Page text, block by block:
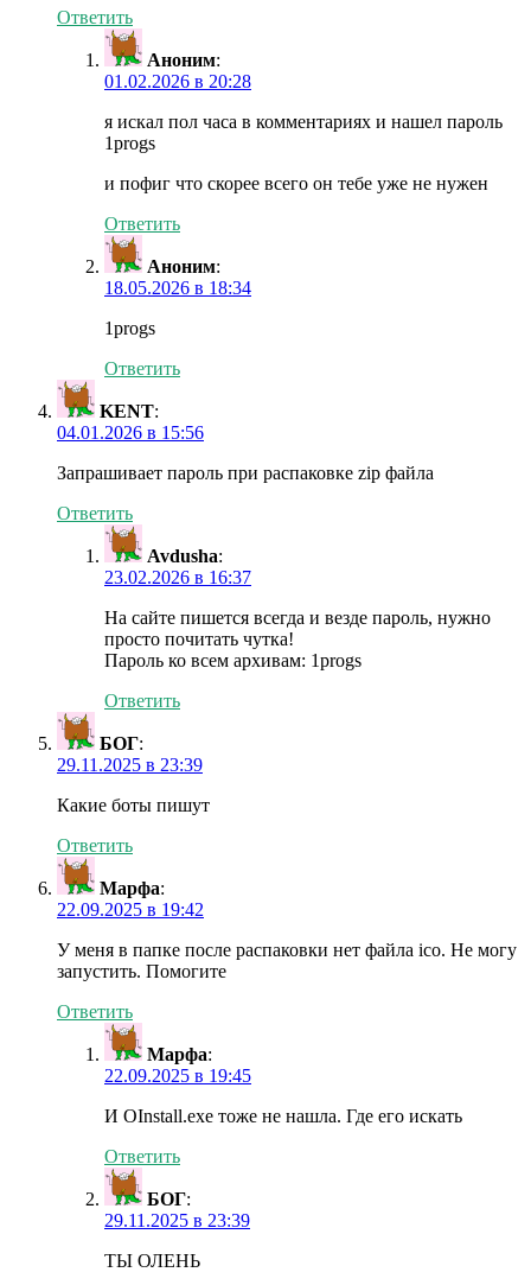
Ответить
Аноним:
01.02.2026 в 20:28
я искал пол часа в комментариях и нашел пароль
1progs
и пофиг что скорее всего он тебе уже не нужен
Ответить
Аноним:
18.05.2026 в 18:34
1progs
Ответить
KENT:
04.01.2026 в 15:56
Запрашивает пароль при распаковке zip файла
Ответить
Avdusha:
23.02.2026 в 16:37
На сайте пишется всегда и везде пароль, нужно
просто почитать чутка!
Пароль ко всем архивам: 1progs
Ответить
БОГ:
29.11.2025 в 23:39
Какие боты пишут
Ответить
Марфа:
22.09.2025 в 19:42
У меня в папке после распаковки нет файла ico. Не могу
запустить. Помогите
Ответить
Марфа:
22.09.2025 в 19:45
И OInstall.exe тоже не нашла. Где его искать
Ответить
БОГ:
29.11.2025 в 23:39
ТЫ ОЛЕНЬ